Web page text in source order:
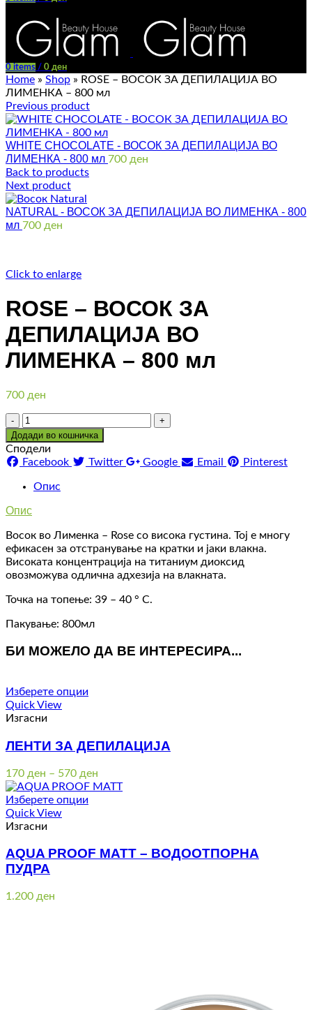
0 items / 0 ден
Home » Shop » ROSE – ВОСОК ЗА ДЕПИЛАЦИЈА ВО
ЛИМЕНКА – 800 мл
Previous product
WHITE CHOCOLATE - ВОСОК ЗА ДЕПИЛАЦИЈА ВО
ЛИМЕНКА - 800 мл 700 ден
Back to products
Next product
NATURAL - ВОСОК ЗА ДЕПИЛАЦИЈА ВО ЛИМЕНКА - 800
мл 700 ден
Click to enlarge
ROSE – ВОСОК ЗА
ДЕПИЛАЦИЈА ВО
ЛИМЕНКА – 800 мл
700 ден
Количина
Додади во кошничка
Сподели
Facebook
Twitter Google Email Pinterest
Опис
Опис
Восок во Лименка – Rose со висока густина. Тој е многу
ефикасен за отстранување на кратки и јаки влакна.
Високата концентрација на титаниум диоксид
овозможува одлична адхезија на влакната.
Точка на топење: 39 – 40 ° С.
Пакување: 800мл
БИ МОЖЕЛО ДА ВЕ ИНТЕРЕСИРА...
Изберете опции
Quick View
Изгасни
ЛЕНТИ ЗА ДЕПИЛАЦИЈА
170 ден – 570 ден
range:
Изберете опции
Quick View
Изгасни
AQUA PROOF MATT – ВОДООТПОРНА
ПУДРА
1.200 ден